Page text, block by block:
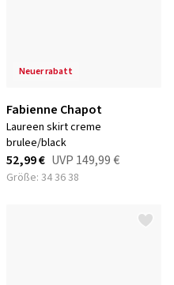
neuer rabatt
Fabienne Chapot
laureen skirt creme
brulee/black
52,99 € UVP 149,99 €
Größe: 34 36 38